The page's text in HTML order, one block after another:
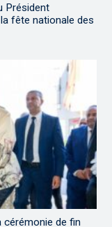
Président
fête nationale des
cérémonie de fin